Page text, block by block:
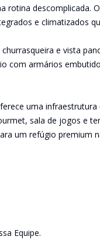
rotina descomplicada.
e climatizados
e vista
com armários
uma
sala de jogos e
um refúgio premium
Equipe.